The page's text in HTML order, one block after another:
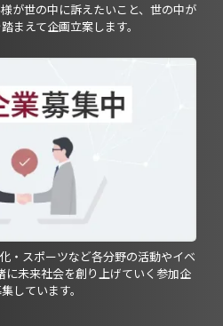
が世の中に訴えたいこと、世の中が
まえて企画立案します。
・スポーツなど各分野の活動やイベ
に未来社会を創り上げていく参加企
しています。